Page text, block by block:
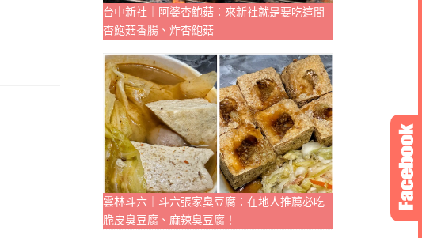
台中新社｜阿婆杏鮑菇：來新社就是要吃這間
杏鮑菇香腸、炸杏鮑菇
雲林斗六｜斗六張家臭豆腐：在地人推薦必吃
脆皮臭豆腐、麻辣臭豆腐！